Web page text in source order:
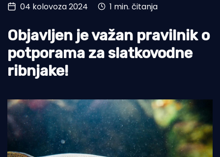
Turizam i nautika
Pomorstvo
Ribolov
Ekologija
04 kolovoza 2024 1 min. čitanja
Objavljen je važan pravilnik o
potporama za slatkovodne
ribnjake!